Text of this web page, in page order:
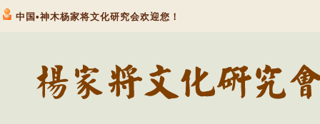
中国•神木杨家将文化研究会欢迎您！